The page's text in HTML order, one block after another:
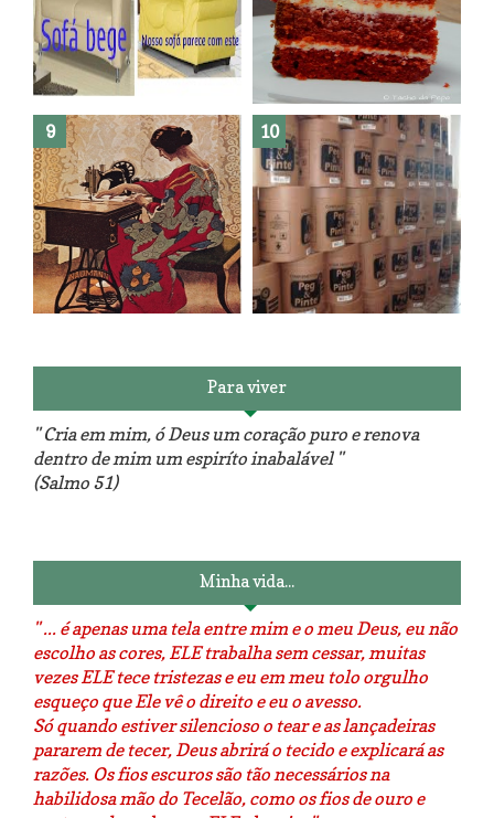
O medo que habita em nós.
Reforma do sofá, agora é em
patchwork!
The Red Velvet !!! O Perfeito
Para viver
" Cria em mim, ó Deus um coração puro e renova
dentro de mim um espiríto inabalável "
(Salmo 51)
Minha vida...
" ... é apenas uma tela entre mim e o meu Deus, eu não
escolho as cores, ELE trabalha sem cessar, muitas
vezes ELE tece tristezas e eu em meu tolo orgulho
esqueço que Ele vê o direito e eu o avesso.
Só quando estiver silencioso o tear e as lançadeiras
pararem de tecer, Deus abrirá o tecido e explicará as
razões. Os fios escuros são tão necessários na
habilidosa mão do Tecelão, como os fios de ouro e